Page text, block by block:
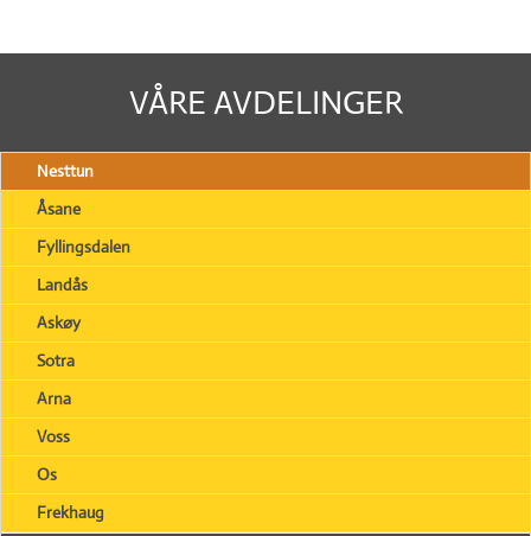
VÅRE AVDELINGER
Nesttun
Åsane
Fyllingsdalen
Landås
Askøy
Sotra
Arna
Voss
Os
Frekhaug